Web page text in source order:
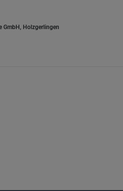
GmbH, Holzgerlingen